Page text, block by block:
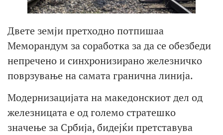
Двете земји претходно потпишаа
Меморандум за соработка за да се обезбеди
непречено и синхронизирано железничко
поврзување на самата гранична линија.
Модернизацијата на македонскиот дел од
железницата е од големо стратешко
значење за Србија, бидејќи претставува